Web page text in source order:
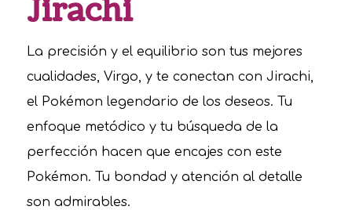
Jirachi
La precisión y el equilibrio son tus mejores
cualidades, Virgo, y te conectan con Jirachi,
el Pokémon legendario de los deseos. Tu
enfoque metódico y tu búsqueda de la
perfección hacen que encajes con este
Pokémon. Tu bondad y atención al detalle
son admirables.